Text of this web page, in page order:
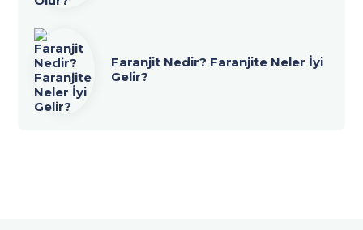
Faranjit Nedir? Faranjite Neler İyi
Gelir?